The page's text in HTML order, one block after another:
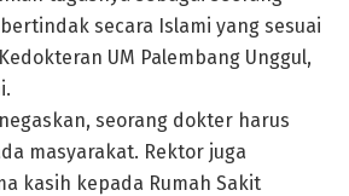
secara Islami yang sesuai
UM Palembang Unggul,
seorang dokter harus
masyarakat. Rektor juga
kasih kepada Rumah Sakit